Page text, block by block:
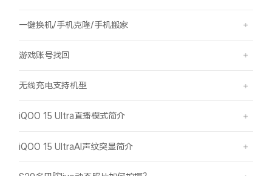
一键换机/手机克隆/手机搬家
游戏账号找回
无线充电支持机型
iQOO 15 Ultra直播模式简介
iQOO 15 UltraAI声纹突显简介